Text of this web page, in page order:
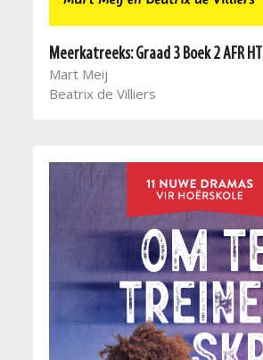
Meerkatreeks: Graad 3 Boek 2 AFR HT
Mart Meij
Beatrix de Villiers